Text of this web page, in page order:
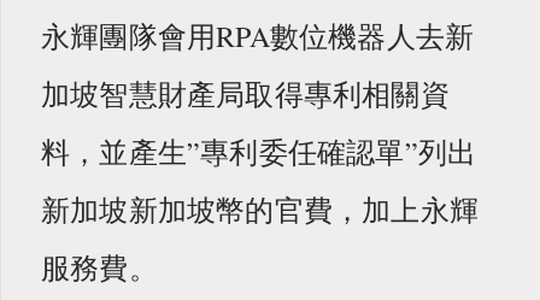
永輝團隊會用RPA數位機器人去新
加坡智慧財產局取得專利相關資
料，並產生”專利委任確認單”列出
新加坡新加坡幣的官費，加上永輝
服務費。